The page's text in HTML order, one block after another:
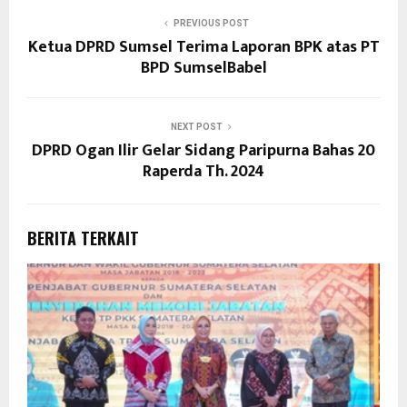
PREVIOUS POST
Ketua DPRD Sumsel Terima Laporan BPK atas PT
BPD SumselBabel
NEXT POST
DPRD Ogan Ilir Gelar Sidang Paripurna Bahas 20
Raperda Th. 2024
BERITA TERKAIT